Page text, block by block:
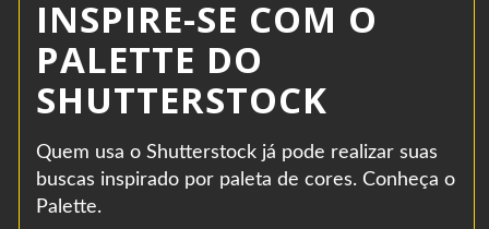
INSPIRE-SE COM O
PALETTE DO
SHUTTERSTOCK
Quem usa o Shutterstock já pode realizar suas
buscas inspirado por paleta de cores. Conheça o
Palette.